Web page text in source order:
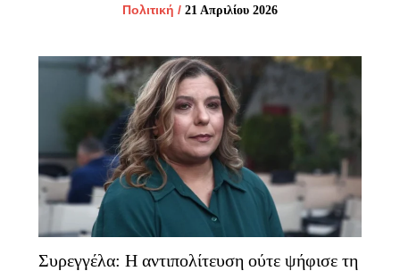
Πολιτική / 21 Απριλίου 2026
Συρεγγέλα: Η αντιπολίτευση ούτε ψήφισε τη